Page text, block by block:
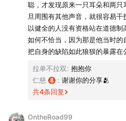
00:17:25加速的机场视频，掩
00:19:20残障者并非不愿安检
有尊严？
00:32:40 导盲犬是警犬来安检吗
00:35:00对大程子来说，安检
聪，才发现原来一只耳朵和两
旦周围有其他声音，就很容易
以健全的人没有资格站在道德
如何不恰当，因为那是他当时
把自身的缺陷如此狼狈的暴露在
拉单不拉双: 抱抱你
仁慈
: 谢谢你的分享🫂
共4条回复
OntheRoad99